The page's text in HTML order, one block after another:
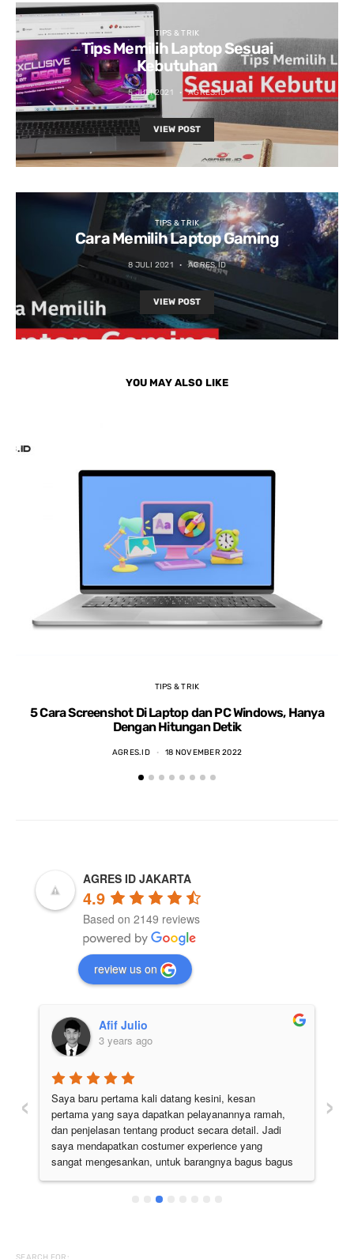
TIPS & TRIK
Tips Memilih Laptop Sesuai
Kebutuhan
5 JULI 2021 AGRES.ID
VIEW POST
TIPS & TRIK
Cara Memilih Laptop Gaming
8 JULI 2021 AGRES.ID
VIEW POST
YOU MAY ALSO LIKE
TIPS & TRIK
5 Cara Screenshot Di Laptop dan PC Windows, Hanya
Dengan Hitungan Detik
AGRES.ID 18 NOVEMBER 2022
AGRES ID JAKARTA
4.9
Based on 2149 reviews
review us on
Afif Julio
3 years ago
Saya baru pertama kali datang kesini, kesan
pertama yang saya dapatkan pelayanannya ramah,
dan penjelasan tentang product secara detail. Jadi
saya mendapatkan costumer experience yang
sangat mengesankan, untuk barangnya bagus bagus
semua. Pokoknya the best deh
‹ ›